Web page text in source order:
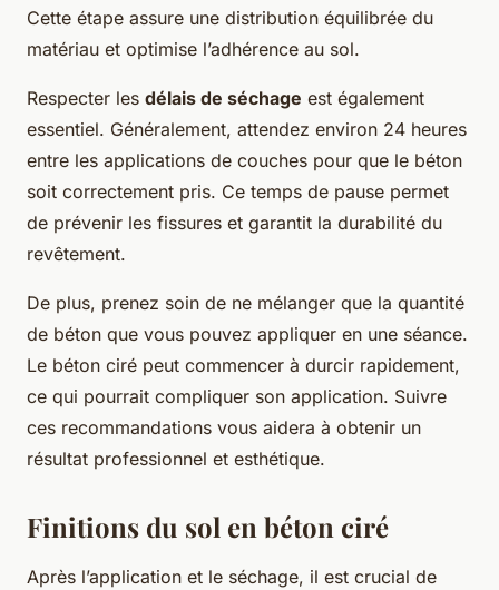
Cette étape assure une distribution équilibrée du
matériau et optimise l’adhérence au sol.
Respecter les délais de séchage est également
essentiel. Généralement, attendez environ 24 heures
entre les applications de couches pour que le béton
soit correctement pris. Ce temps de pause permet
de prévenir les fissures et garantit la durabilité du
revêtement.
De plus, prenez soin de ne mélanger que la quantité
de béton que vous pouvez appliquer en une séance.
Le béton ciré peut commencer à durcir rapidement,
ce qui pourrait compliquer son application. Suivre
ces recommandations vous aidera à obtenir un
résultat professionnel et esthétique.
Finitions du sol en béton ciré
Après l’application et le séchage, il est crucial de